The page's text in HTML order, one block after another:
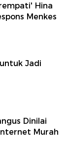
Hina
Menkes
Jadi
Dinilai
Murah